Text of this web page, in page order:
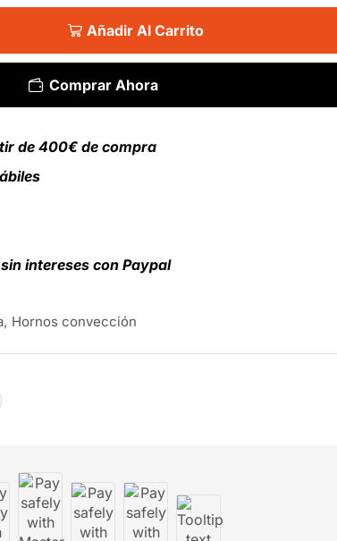
Añadir Al Carrito
Comprar Ahora
de 400€ de compra
intereses con Paypal
, Hornos convección